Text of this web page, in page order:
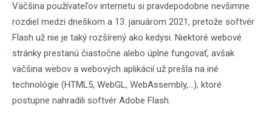
Väčšina používateľov internetu si pravdepodobne nevšimne
rozdiel medzi dneškom a 13. januárom 2021, pretože softvér
Flash už nie je taký rozšírený ako kedysi. Niektoré webové
stránky prestanú čiastočne alebo úplne fungovať, avšak
väčšina webov a webových aplikácií už prešla na iné
technológie (HTML5, WebGL, WebAssembly,...), ktoré
postupne nahradili softvér Adobe Flash.